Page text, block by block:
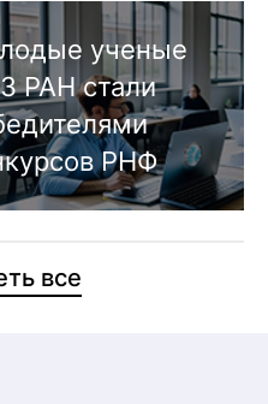
ученые
РАН стали
РНФ
все